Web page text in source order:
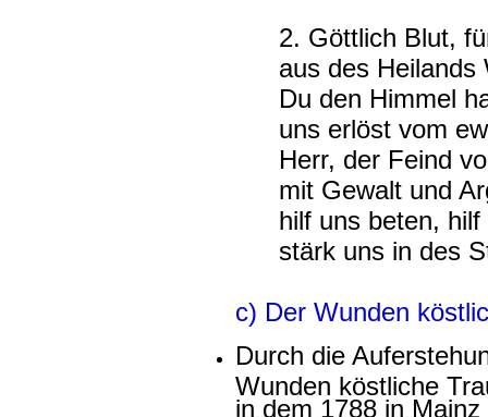
2. Göttlich Blut,
aus des Heilands
Du den Himmel
uns erlöst vom
Herr, der Feind
mit Gewalt und
hilf uns beten,
stärk uns in des
c) Der Wunden
Durch die
Wunden köstliche
in dem 1788 in